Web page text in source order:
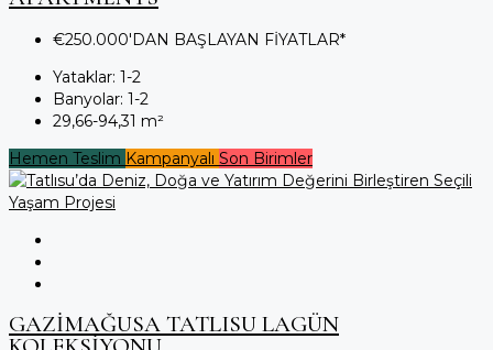
€250.000'DAN BAŞLAYAN FİYATLAR*
Yataklar: 1-2
Banyolar: 1-2
29,66-94,31 m²
Hemen Teslim Kampanyalı Son Birimler
GAZİMAĞUSA TATLISU LAGÜN